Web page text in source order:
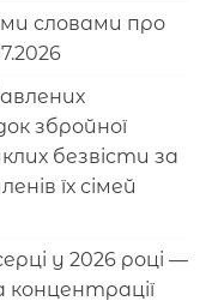
словами про
збройної
безвісти за
їх сімей
у 2026 році —
концентрації